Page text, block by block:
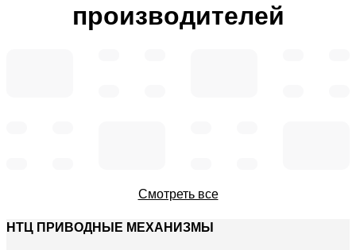
производителей
Смотреть все
НТЦ ПРИВОДНЫЕ МЕХАНИЗМЫ